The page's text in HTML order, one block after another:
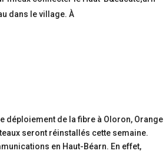
dans le village. À
déploiement de la fibre à Oloron, Orange
seront réinstallés cette semaine.
en Haut-Béarn. En effet,